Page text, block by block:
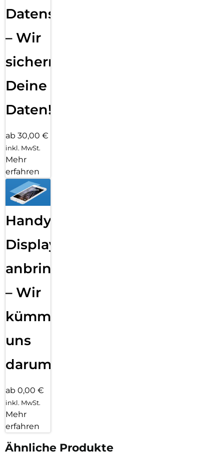
Datensicherung
– Wir
sichern
Deine
Daten!
ab 30,00 €
inkl. MwSt.
Mehr
erfahren
Handy
Displayfolie
anbringen
– Wir
kümmern
uns
darum!
ab 0,00 €
inkl. MwSt.
Mehr
erfahren
Ähnliche Produkte